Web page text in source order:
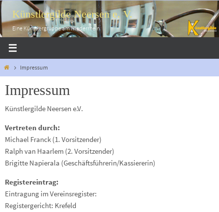
Zum
Inhalt
springen
Künstlergilde Neersen e. V.
Eine Künstlergruppe am Niederrhein
StartImpressum
Impressum
Künstlergilde Neersen e.V.
Vertreten durch:
Michael Franck (1. Vorsitzender)
Ralph van Haarlem (2. Vorsitzender)
Brigitte Napierala (Geschäftsführerin/Kassiererin)
Registereintrag:
Eintragung im Vereinsregister:
Registergericht: Krefeld